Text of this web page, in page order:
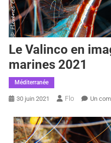
Le Valinco en
marines 2021
Méditerranée
30 juin 2021 Flo Un